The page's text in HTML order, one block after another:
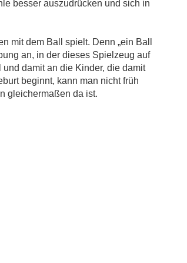
besser auszudrücken und sich in
mit dem Ball spielt. Denn „ein Ball
an, in der dieses Spielzeug auf
damit an die Kinder, die damit
beginnt, kann man nicht früh
gleichermaßen da ist.